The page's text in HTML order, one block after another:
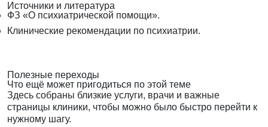
Источники и литература
ФЗ «О психиатрической помощи».
Клинические рекомендации по психиатрии.
Полезные переходы
Что ещё может пригодиться по этой теме
Здесь собраны близкие услуги, врачи и важные
страницы клиники, чтобы можно было быстро перейти к
нужному шагу.